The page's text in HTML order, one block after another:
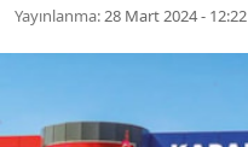
Yayınlanma:28 Mart 2024 - 12:22